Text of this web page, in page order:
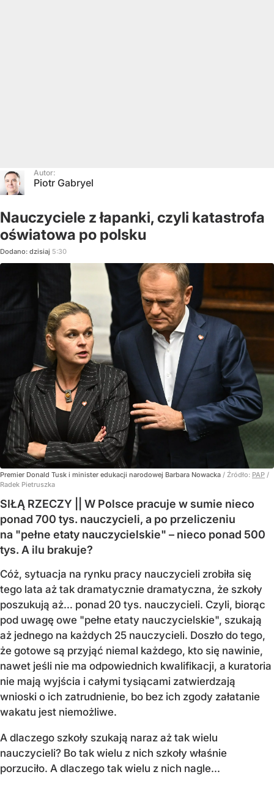
Autor:
Piotr Gabryel
Nauczyciele z łapanki, czyli katastrofa
oświatowa po polsku
Dodano: dzisiaj 5:30
Premier Donald Tusk i minister edukacji narodowej Barbara Nowacka / Źródło: PAP /
Radek Pietruszka
SIŁĄ RZECZY || W Polsce pracuje w sumie nieco
ponad 700 tys. nauczycieli, a po przeliczeniu
na "pełne etaty nauczycielskie" – nieco ponad 500
tys. A ilu brakuje?
Cóż, sytuacja na rynku pracy nauczycieli zrobiła się
tego lata aż tak dramatycznie dramatyczna, że szkoły
poszukują aż… ponad 20 tys. nauczycieli. Czyli, biorąc
pod uwagę owe "pełne etaty nauczycielskie", szukają
aż jednego na każdych 25 nauczycieli. Doszło do tego,
że gotowe są przyjąć niemal każdego, kto się nawinie,
nawet jeśli nie ma odpowiednich kwalifikacji, a kuratoria
nie mają wyjścia i całymi tysiącami zatwierdzają
wnioski o ich zatrudnienie, bo bez ich zgody załatanie
wakatu jest niemożliwe.
A dlaczego szkoły szukają naraz aż tak wielu
nauczycieli? Bo tak wielu z nich szkoły właśnie
porzuciło. A dlaczego tak wielu z nich nagle...